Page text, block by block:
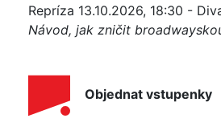
Repríza 13.10.2026, 18:30 -
Návod, jak zničit
Objednat vstupenky